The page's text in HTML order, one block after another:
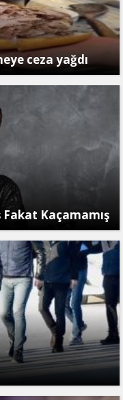
ceza yağdı
Kaçamamış